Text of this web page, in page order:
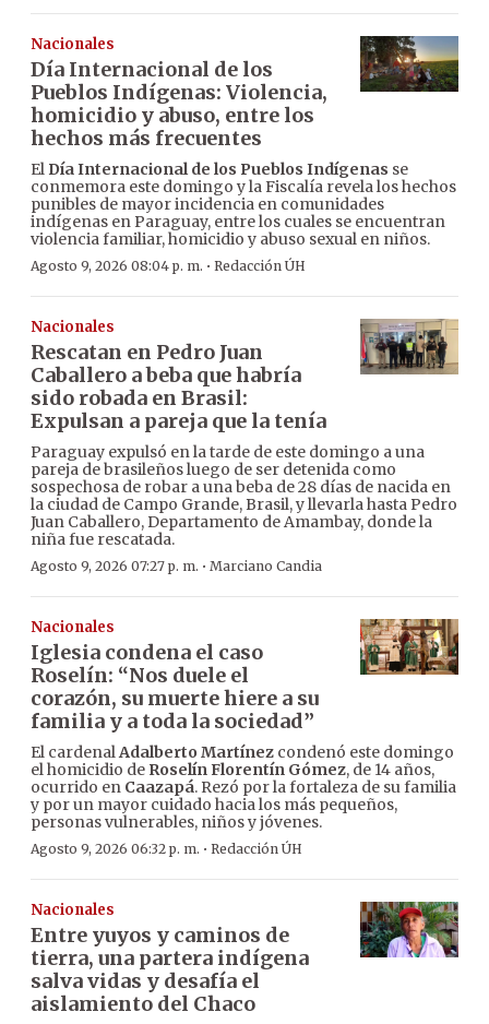
Nacionales
Día Internacional de los
Pueblos Indígenas: Violencia,
homicidio y abuso, entre los
hechos más frecuentes
El Día Internacional de los Pueblos Indígenas se
conmemora este domingo y la Fiscalía revela los hechos
punibles de mayor incidencia en comunidades
indígenas en Paraguay, entre los cuales se encuentran
violencia familiar, homicidio y abuso sexual en niños.
Agosto 9, 2026 08:04 p. m. · Redacción ÚH
Nacionales
Rescatan en Pedro Juan
Caballero a beba que habría
sido robada en Brasil:
Expulsan a pareja que la tenía
Paraguay expulsó en la tarde de este domingo a una
pareja de brasileños luego de ser detenida como
sospechosa de robar a una beba de 28 días de nacida en
la ciudad de Campo Grande, Brasil, y llevarla hasta Pedro
Juan Caballero, Departamento de Amambay, donde la
niña fue rescatada.
Agosto 9, 2026 07:27 p. m. · Marciano Candia
Nacionales
Iglesia condena el caso
Roselín: “Nos duele el
corazón, su muerte hiere a su
familia y a toda la sociedad”
El cardenalAdalberto Martínez condenó este domingo
el homicidio de Roselín Florentín Gómez, de 14 años,
ocurrido en Caazapá. Rezó por la fortaleza de su familia
y por un mayor cuidado hacia los más pequeños,
personas vulnerables, niños y jóvenes.
Agosto 9, 2026 06:32 p. m. · Redacción ÚH
Nacionales
Entre yuyos y caminos de
tierra, una partera indígena
salva vidas y desafía el
aislamiento del Chaco